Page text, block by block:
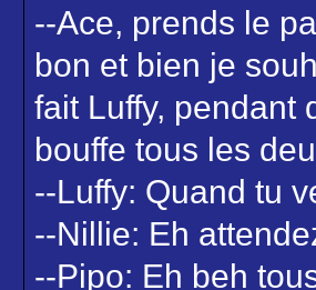
--Ace, prends le
bon et bien je
fait Luffy, pendant
bouffe tous les
--Luffy: Quand tu
--Nillie: Eh
--Pipo: Eh beh